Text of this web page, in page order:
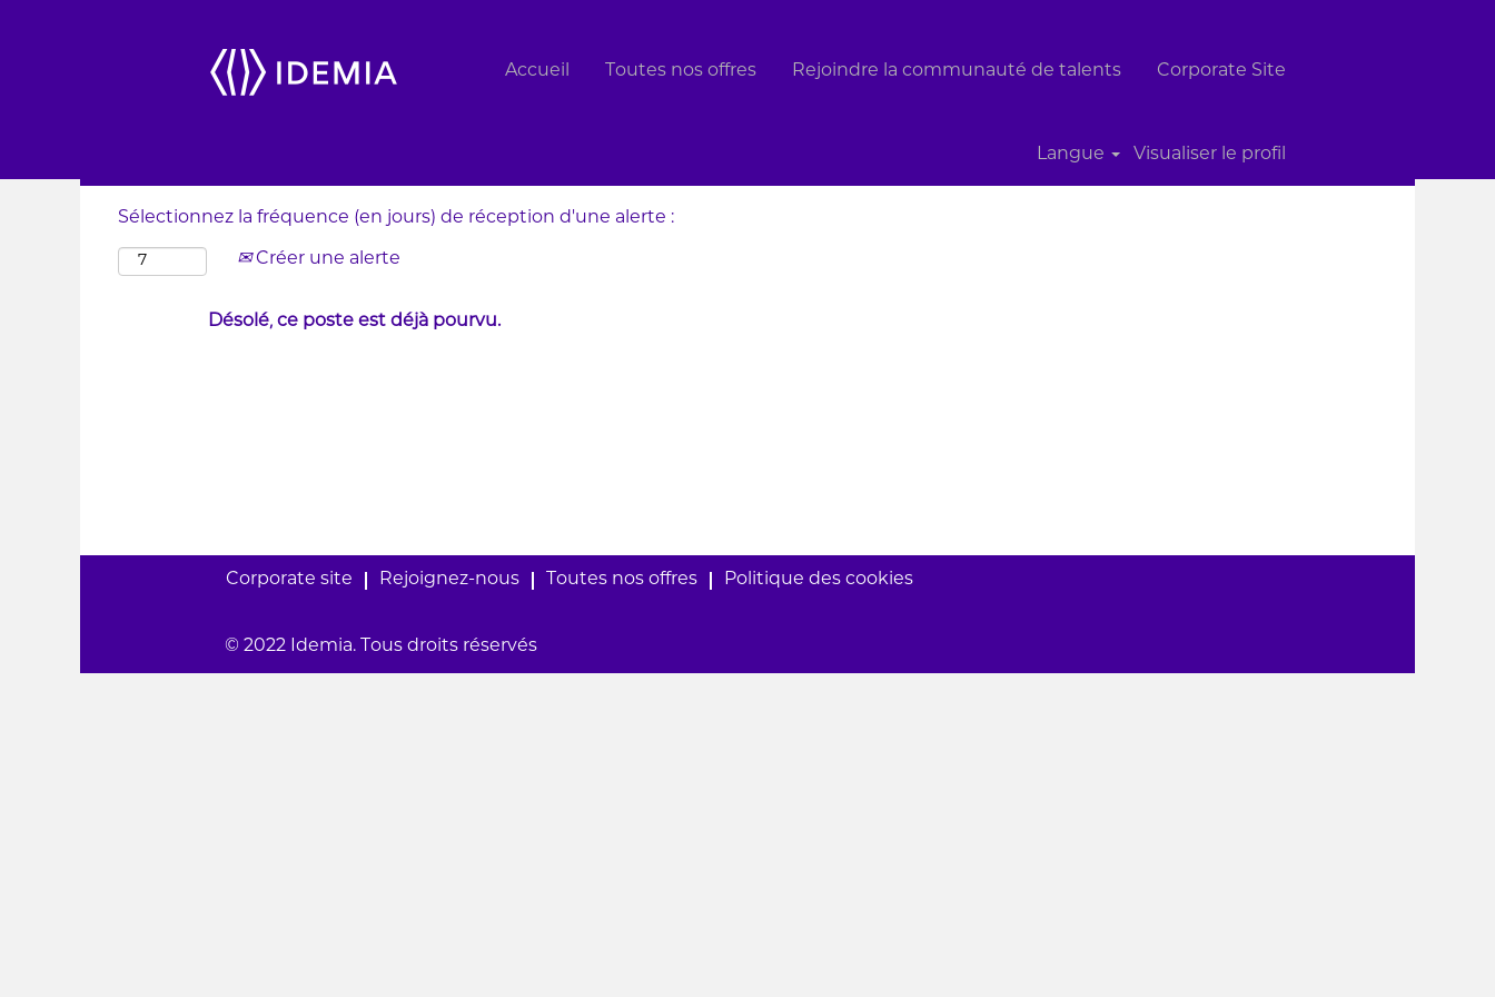
Accueil Toutes nos offres Rejoindre la communauté de talents Corporate Site
Langue Visualiser le profil
Rechercher par mot-clé
Sélectionnez la fréquence (en jours) de réception d’une alerte :
Créer une alerte
Désolé, ce poste est déjà pourvu.
Corporate site Rejoignez-nous Toutes nos offres Politique des cookies
© 2022 Idemia. Tous droits réservés